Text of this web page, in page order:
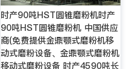
时产90吨HST圆锥磨粉机时产
90吨HST圆锥磨粉机 中国供应
商(免费提供金鼎颚式磨粉机移
动式磨粉设备、金鼎颚式磨粉机
移动式磨粉设备 时产4590吨长